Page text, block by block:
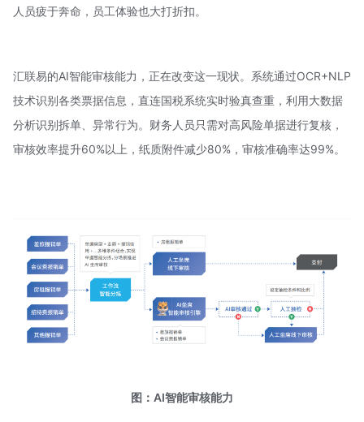
人员疲于奔命，员工体验也大打折扣。
汇联易的AI智能审核能力，正在改变这一现状。系统通过OCR+NLP
技术识别各类票据信息，直连国税系统实时验真查重，利用大数据
分析识别拆单、异常行为。财务人员只需对高风险单据进行复核，
审核效率提升60%以上，纸质附件减少80%，审核准确率达99%。
图：AI智能审核能力